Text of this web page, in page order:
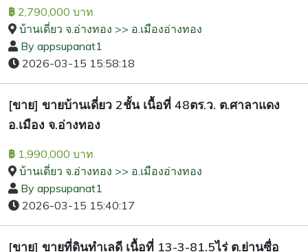
฿ 2,790,000 บาท
บ้านเดี่ยว จ.อ่างทอง >> อ.เมืองอ่างทอง
By appsupanat1
2026-03-15 15:58:18
[ขาย] ขายบ้านเดี่ยว 2ชั้น เนื้อที่ 48ตร.ว. ต.ศาลาแดง
อ.เมือง จ.อ่างทอง
฿ 1,990,000 บาท
บ้านเดี่ยว จ.อ่างทอง >> อ.เมืองอ่างทอง
By appsupanat1
2026-03-15 15:40:17
[ขาย] ขายที่ดินทำเลดี เนื้อที่ 13-3-81.5ไร่ ต.ย่านซื่อ